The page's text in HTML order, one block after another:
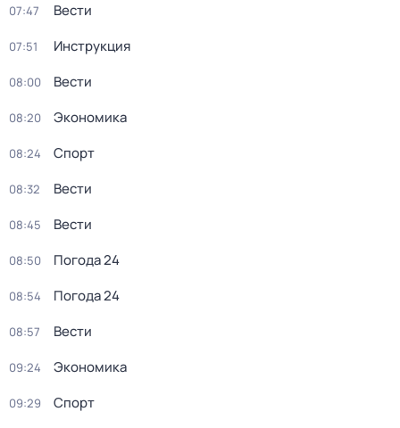
07:47 Вести
07:51 Инструкция
08:00 Вести
08:20 Экономика
08:24 Спорт
08:32 Вести
08:45 Вести
08:50 Погода 24
08:54 Погода 24
08:57 Вести
09:24 Экономика
09:29 Спорт